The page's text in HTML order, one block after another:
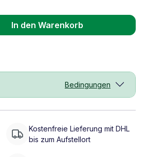
gewünschten Wert
In den Warenkorb
Bedingungen
Kostenfreie Lieferung mit DHL
bis zum Aufstellort